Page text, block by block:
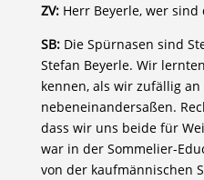
ZV:Herr Beyerle, wer sind
SB:Die Spürnasen sind
Stefan Beyerle. Wir
kennen, als wir zufällig an
nebeneinandersaßen.
dass wir uns beide für
war in der Sommelier-
von der kaufmännischen